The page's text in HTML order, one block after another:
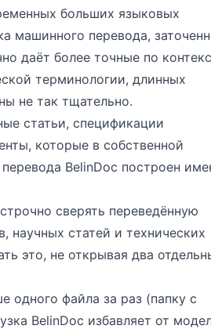
больших языковых
машинного перевода,
даёт более точные по
терминологии, длинных
не так тщательно.
статьи, спецификации
которые в собственной
BelinDoc построен
сверять переведённую
статей и технических
это, не открывая два
одного файла за раз (папку с
BelinDoc избавляет от